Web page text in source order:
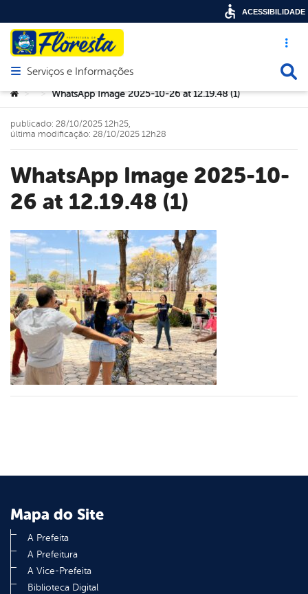
Acesso
Abrir menu principal de navegação
Serviços e Informações
Você está aqui:
> > WhatsApp Image 2025-10-26 at 12.19.48 (1)
WhatsApp Image 2025-10-
26 at 12.19.48 (1)
publicado: 28/10/2025 12h25,
última modificação: 28/10/2025 12h28
Mapa do Site
A Prefeita
A Prefeitura
A Vice-Prefeita
Biblioteca Digital
ACESSIBILIDADE